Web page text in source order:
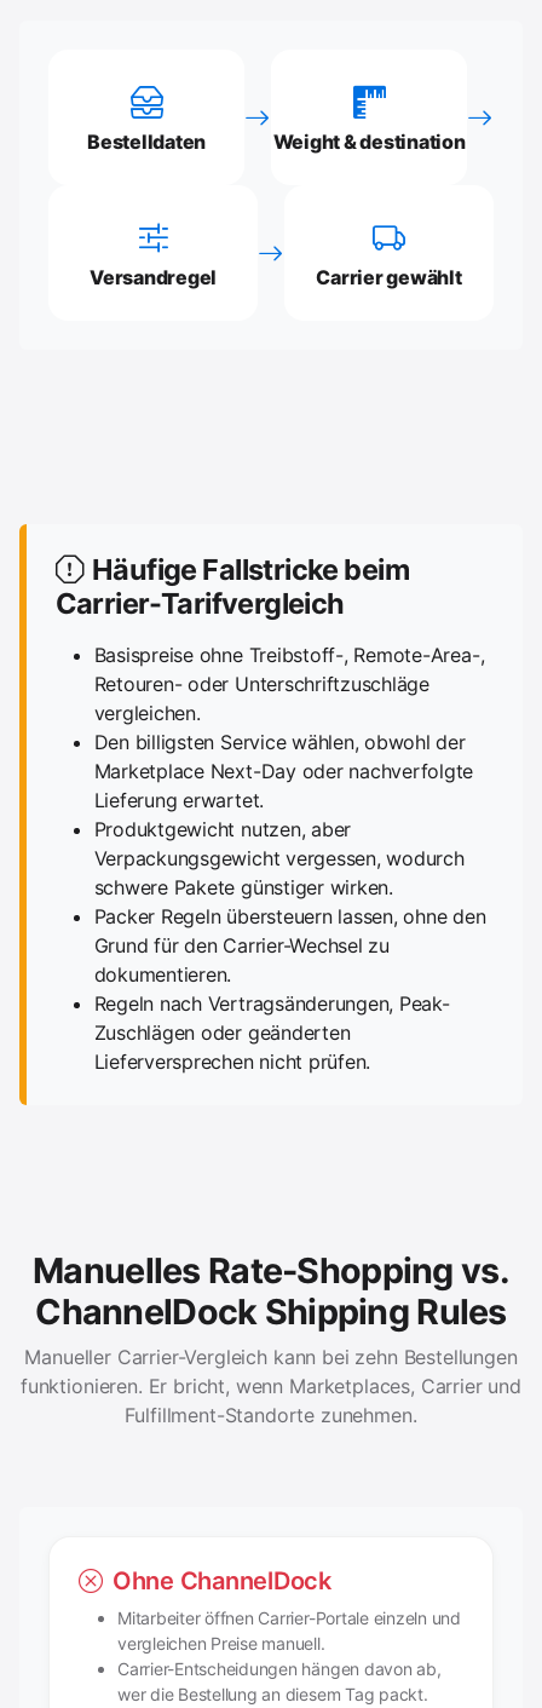
Bestelldaten Weight & destination
Versandregel Carrier gewählt
Häufige Fallstricke beim
Carrier-Tarifvergleich
Basispreise ohne Treibstoff-, Remote-Area-,
Retouren- oder Unterschriftzuschläge
vergleichen.
Den billigsten Service wählen, obwohl der
Marketplace Next-Day oder nachverfolgte
Lieferung erwartet.
Produktgewicht nutzen, aber
Verpackungsgewicht vergessen, wodurch
schwere Pakete günstiger wirken.
Packer Regeln übersteuern lassen, ohne den
Grund für den Carrier-Wechsel zu
dokumentieren.
Regeln nach Vertragsänderungen, Peak-
Zuschlägen oder geänderten
Lieferversprechen nicht prüfen.
Manuelles Rate-Shopping vs.
ChannelDock Shipping Rules
Manueller Carrier-Vergleich kann bei zehn Bestellungen
funktionieren. Er bricht, wenn Marketplaces, Carrier und
Fulfillment-Standorte zunehmen.
Ohne ChannelDock
Mitarbeiter öffnen Carrier-Portale einzeln und
vergleichen Preise manuell.
Carrier-Entscheidungen hängen davon ab,
wer die Bestellung an diesem Tag packt.